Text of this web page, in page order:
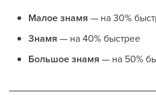
Малое знамя — на 30%
Знамя — на 40% быстрее
Большое знамя — на 50%